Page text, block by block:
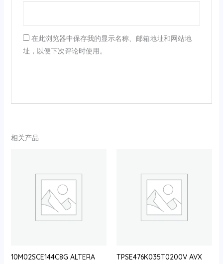
在此浏览器中保存我的显示名称、邮箱地址和网站地
址，以便下次评论时使用。
相关产品
10M02SCE144C8G ALTERA TPSE476K035T0200V AVX